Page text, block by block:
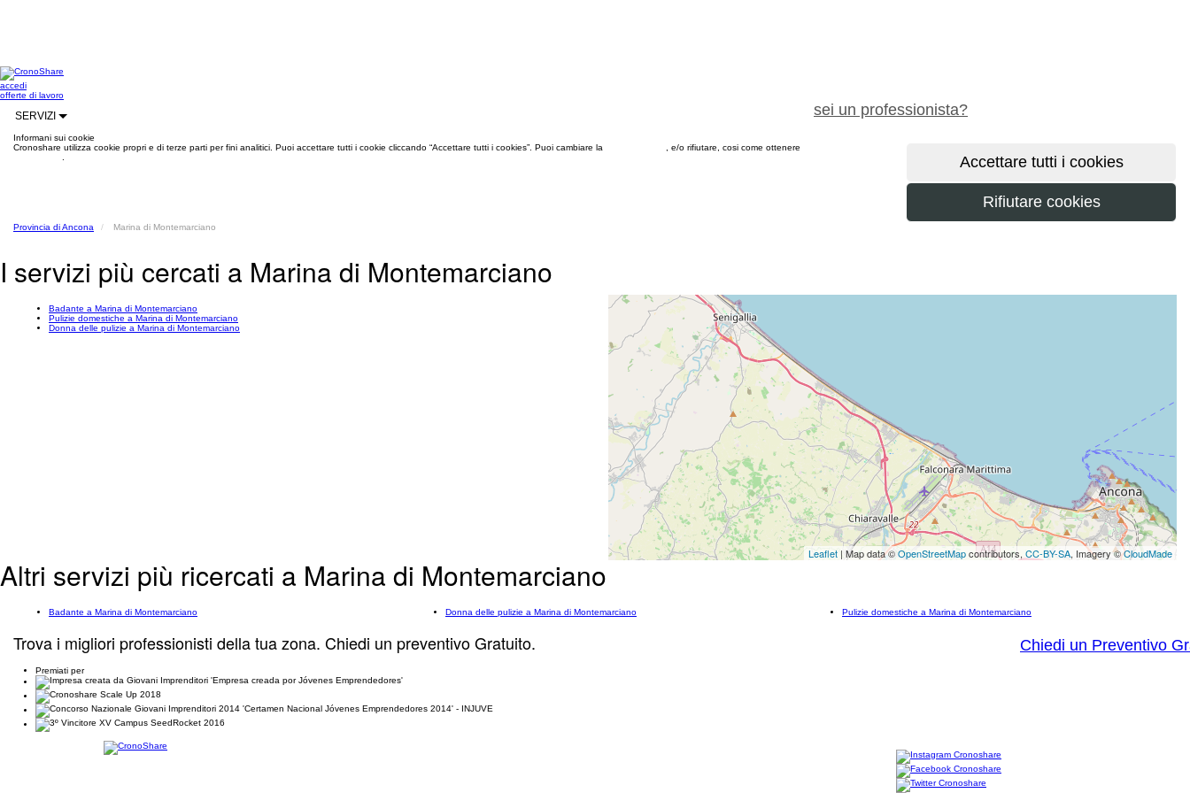
accedi
sei un professionista?
offerte di lavoro
SERVIZI
Informani sui cookie
Cronoshare utilizza cookie propri e di terze parti per fini analitici. Puoi accettare tutti i cookie cliccando “Accettare tutti i cookies”. Puoi cambiare la
, e/o rifiutare, cosi come ottenere
Provincia di Ancona Marina di Montemarciano
I servizi più cercati a Marina di Montemarciano
Badante a Marina di Montemarciano
Pulizie domestiche a Marina di Montemarciano
Donna delle pulizie a Marina di Montemarciano
Leaflet | Map data ©OpenStreetMapcontributors, CC-BY-SA, Imagery ©CloudMade
Altri servizi più ricercati a Marina di Montemarciano
Badante a Marina di Montemarciano Donna delle pulizie a Marina di Montemarciano Pulizie domestiche a Marina di Montemarciano
Trova i migliori professionisti della tua zona. Chiedi un preventivo Gratuito. Chiedi un Preventivo
Premiati per